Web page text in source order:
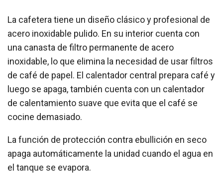
La cafetera tiene un diseño clásico y profesional de
acero inoxidable pulido. En su interior cuenta con
una canasta de filtro permanente de acero
inoxidable, lo que elimina la necesidad de usar filtros
de café de papel. El calentador central prepara café y
luego se apaga, también cuenta con un calentador
de calentamiento suave que evita que el café se
cocine demasiado.
La función de protección contra ebullición en seco
apaga automáticamente la unidad cuando el agua en
el tanque se evapora.